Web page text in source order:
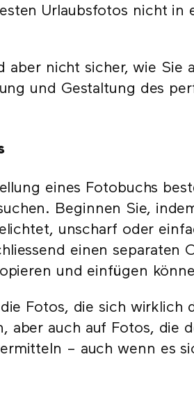
Urlaubsfotos nicht in
aber nicht sicher, wie Sie
und Gestaltung des
eines Fotobuchs
Beginnen Sie,
unscharf oder
einen separaten
und einfügen
Fotos, die sich wirklich
aber auch auf Fotos, die
– auch wenn es